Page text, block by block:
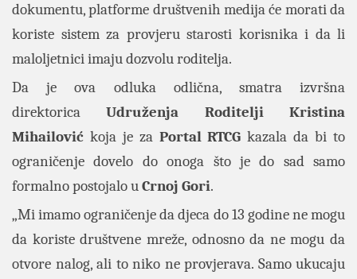
dokumentu, platforme društvenih medija će morati da
koriste sistem za provjeru starosti korisnika i da li
maloljetnici imaju dozvolu roditelja.
Da je ova odluka odlična, smatra izvršna
direktoricaUdruženja Roditelji
Kristina
Mihailović koja je za Portal RTCG kazala da bi to
ograničenje dovelo do onoga što je do sad samo
formalno postojalo uCrnoj Gori.
„Mi imamo ograničenje da djeca do 13 godine ne mogu
da koriste društvene mreže, odnosno da ne mogu da
otvore nalog, ali to niko ne provjerava. Samo ukucaju